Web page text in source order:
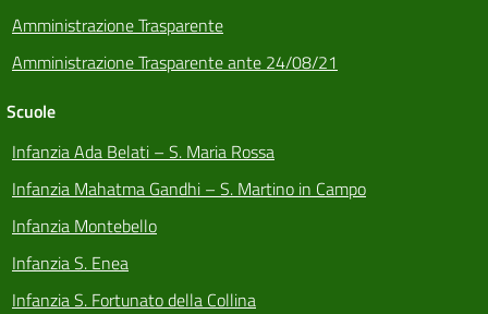
Amministrazione Trasparente
Amministrazione Trasparente ante 24/08/21
Scuole
Infanzia Ada Belati – S. Maria Rossa
Infanzia Mahatma Gandhi – S. Martino in Campo
Infanzia Montebello
Infanzia S. Enea
Infanzia S. Fortunato della Collina